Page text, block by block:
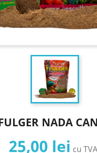
NADA
25,00 lei cu TVA